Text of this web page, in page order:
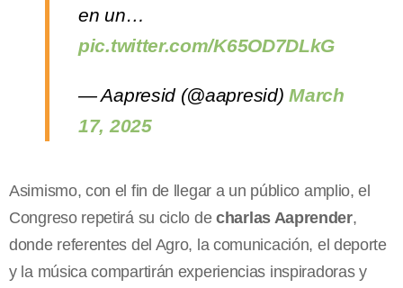
en un…
pic.twitter.com/K65OD7DLkG
— Aapresid (@aapresid)March
17, 2025
Asimismo, con el fin de llegar a un público amplio, el
Congreso repetirá su ciclo de charlas Aaprender,
donde referentes del Agro, la comunicación, el deporte
y la música compartirán experiencias inspiradoras y